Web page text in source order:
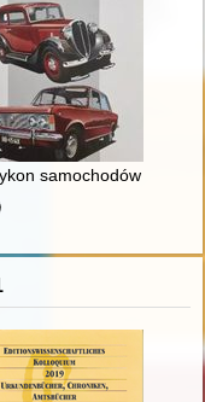
1990-2025
samochodów : Polski
Piekarskiej 1925-